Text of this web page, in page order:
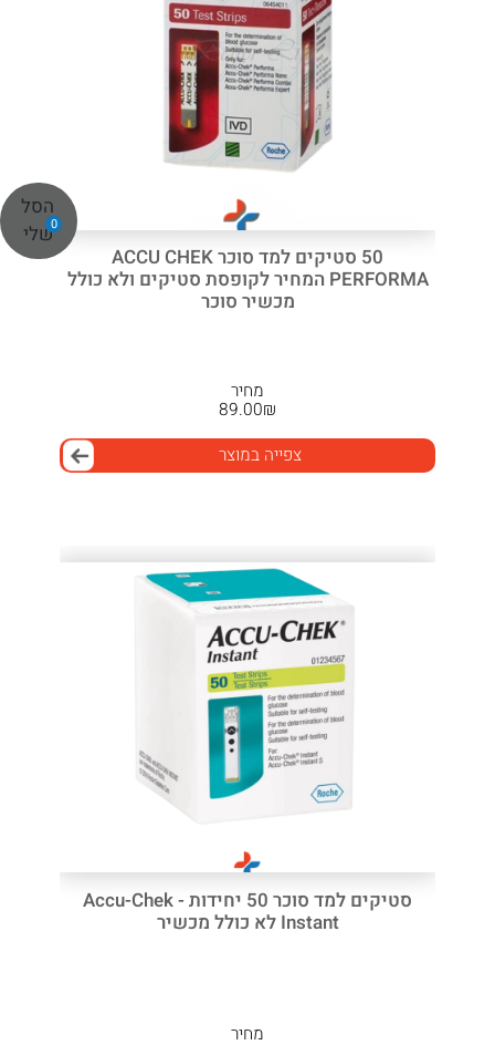
0
הסל
שלי
50 סטיקים למד סוכר ACCU CHEK
PERFORMA המחיר לקופסת סטיקים ולא כולל
מכשיר סוכר
מחיר
₪
89.00
צפייה במוצר
סטיקים למד סוכר 50 יחידות - Accu-Chek
Instant לא כולל מכשיר
מחיר